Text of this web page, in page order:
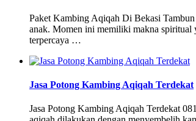
Paket Kambing Aqiqah Di Bekasi Tambun
anak. Momen ini memiliki makna spiritual
terpercaya …
Jasa Potong Kambing Aqiqah Terdekat
Jasa Potong Kambing Aqiqah Terdekat